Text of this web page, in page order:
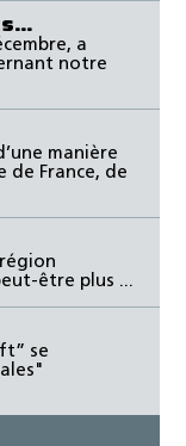
a
notre
manière
de France, de
être plus ...
se